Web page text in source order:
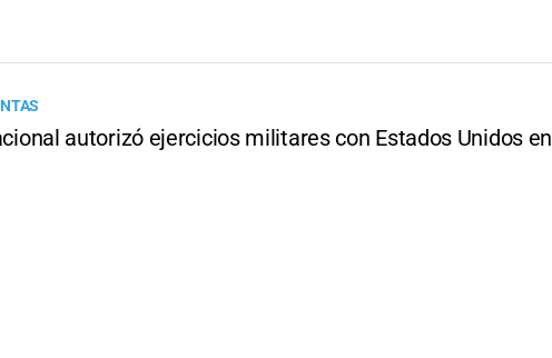
autorizó ejercicios militares con Estados Unidos en